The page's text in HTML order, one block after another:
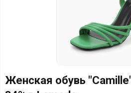
Женская обувь